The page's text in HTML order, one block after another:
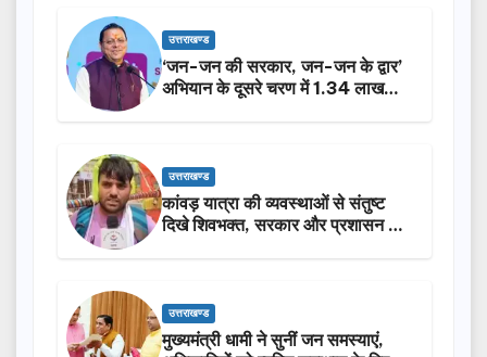
उत्तराखण्ड
‘जन-जन की सरकार, जन-जन के द्वार’
अभियान के दूसरे चरण में 1.34 लाख
उत्तराखण्ड
कांवड़ यात्रा की व्यवस्थाओं से संतुष्ट
दिखे शिवभक्त, सरकार और प्रशासन की
उत्तराखण्ड
मुख्यमंत्री धामी ने सुनीं जन समस्याएं,